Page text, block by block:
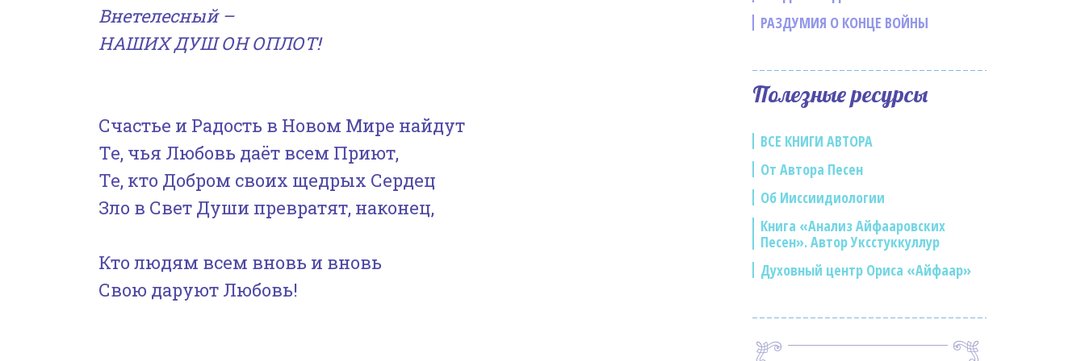
Внетелесный –
НАШИХ ДУШ ОН ОПЛОТ!
Счастье и Радость в Новом Мире найдут
Те, чья Любовь даёт всем Приют,
Те, кто Добром своих щедрых Сердец
Зло в Свет Души превратят, наконец,
Кто людям всем вновь и вновь
Свою даруют Любовь!
РАЗДУМИЯ О КОНЦЕ ВОЙНЫ
Полезные ресурсы
ВСЕ КНИГИ АВТОРА
От Автора Песен
Об Ииссиидиологии
Книга «Анализ Айфааровских
Песен». Автор Уксстуккуллур
Духовный центр Ориса «Айфаар»